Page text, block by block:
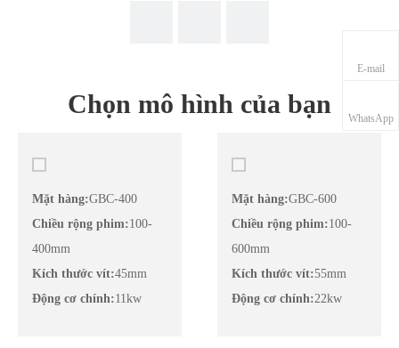
Chọn mô hình của bạn
Mặt hàng:GBC-400
Chiều rộng phim:100-
400mm
Kích thước vít:45mm
Động cơ chính:11kw
Mặt hàng:GBC-600
Chiều rộng phim:100-
600mm
Kích thước vít:55mm
Động cơ chính:22kw
E-mail
WhatsApp